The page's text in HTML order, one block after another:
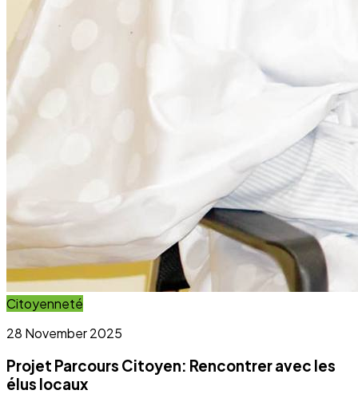
Citoyenneté
28 November 2025
Projet Parcours Citoyen: Rencontrer avec les
élus locaux